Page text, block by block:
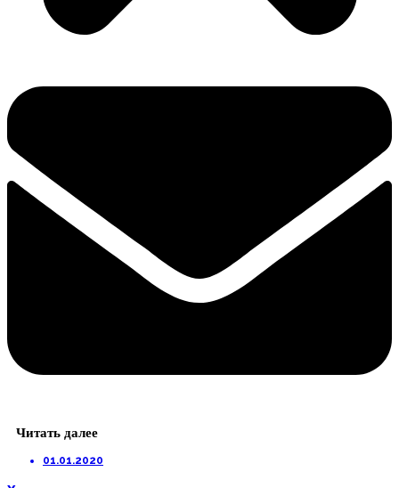
Читать далее
01.01.2020